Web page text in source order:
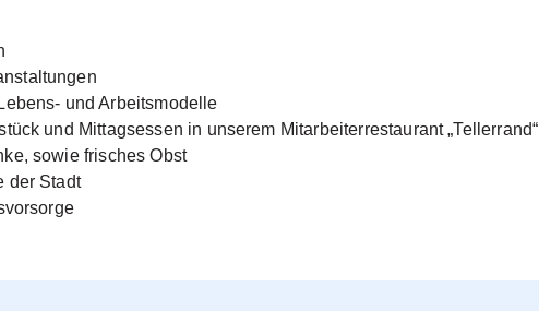
und Arbeitsmodelle
und Mittagsessen in unserem Mitarbeiterrestaurant „Tellerrand“
sowie frisches Obst
der Stadt